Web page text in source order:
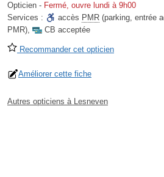
Opticien - Fermé, ouvre lundi à 9h00
Services :
accès PMR (parking, entrée
PMR), CB acceptée
Recommander cet opticien
Améliorer cette fiche
Autres opticiens à Lesneven